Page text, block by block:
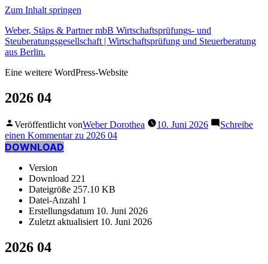
Zum Inhalt springen
Weber, Stäps & Partner mbB Wirtschaftsprüfungs- und
Steuberatungsgesellschaft | Wirtschaftsprüfung und Steuerberatung
aus Berlin.
Eine weitere WordPress-Website
2026 04
Veröffentlicht vonWeber Dorothea 10. Juni 2026
Schreibe
einen Kommentarzu 2026 04
DOWNLOAD
Version
Download 221
Dateigröße 257.10 KB
Datei-Anzahl 1
Erstellungsdatum 10. Juni 2026
Zuletzt aktualisiert 10. Juni 2026
2026 04